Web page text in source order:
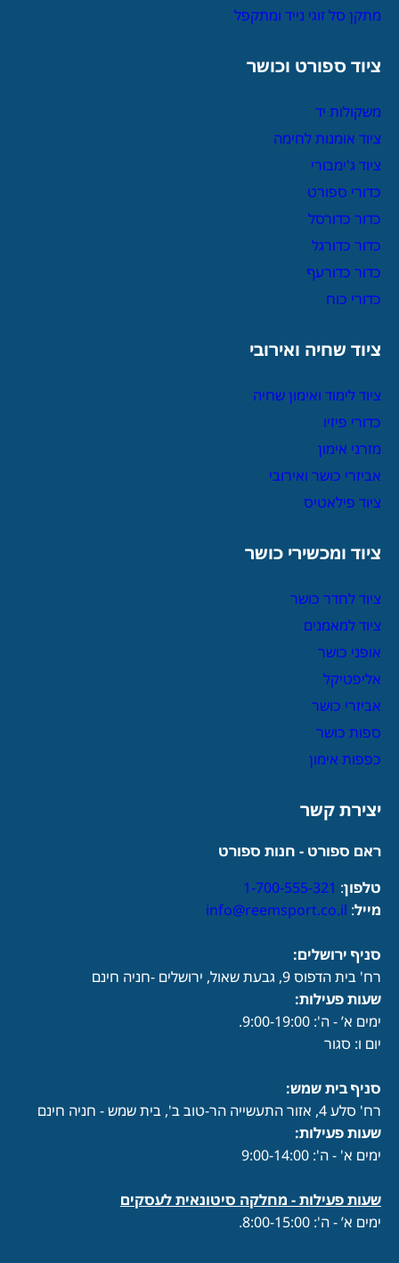
מתקן סל זוגי נייד ומתקפל
ציוד ספורט וכושר
משקולות יד
ציוד אומנות לחימה
ציוד ג'ימבורי
כדורי ספורט
כדור כדורסל
כדור כדורגל
כדור כדורעף
כדורי כוח
ציוד שחיה ואירובי
ציוד לימוד ואימון שחיה
כדורי פיזיו
מזרני אימון
אביזרי כושר ואירובי
ציוד פילאטיס
ציוד ומכשירי כושר
ציוד לחדר כושר
ציוד למאמנים
אופני כושר
אליפטיקל
אביזרי כושר
ספות כושר
כפפות אימון
יצירת קשר
ראם ספורט - חנות ספורט
טלפון:
1-700-555-321
מייל:
info@reemsport.co.il
סניף ירושלים:
רח' בית הדפוס 9, גבעת שאול, ירושלים -חניה חינם
שעות פעילות:
ימים א’ - ה': 9:00-19:00.
יום ו: סגור
סניף בית שמש:
רח' סלע 4, אזור התעשייה הר-טוב ב', בית שמש - חניה חינם
שעות פעילות:
ימים א' - ה': 9:00-14:00
שעות פעילות - מחלקה סיטונאית לעסקים
ימים א’ - ה': 8:00-15:00.